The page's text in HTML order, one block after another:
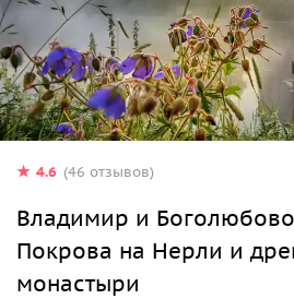
4.6 (46 отзывов)
Владимир и
Покрова на Нерли и
монастыри